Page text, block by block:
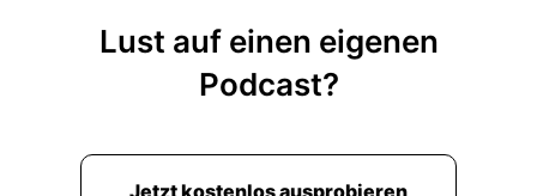
Lust auf einen eigenen
Podcast?
Jetzt kostenlos ausprobieren